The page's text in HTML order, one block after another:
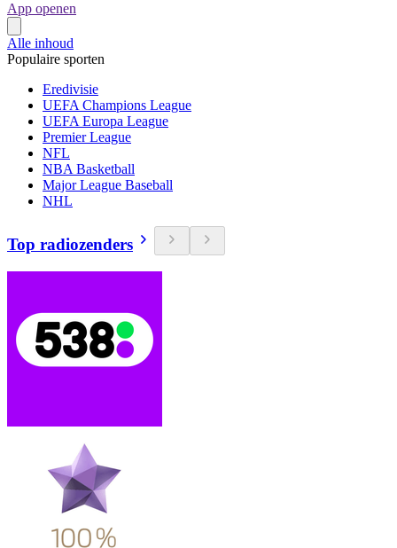
App openen
Alle inhoud
Populaire sporten
Eredivisie
UEFA Champions League
UEFA Europa League
Premier League
NFL
NBA Basketball
Major League Baseball
NHL
Top radiozenders